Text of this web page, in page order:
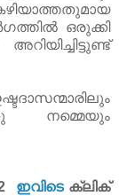
ഒരുക്കി
നമ്മെയും
ഇവിടെക്ലിക്